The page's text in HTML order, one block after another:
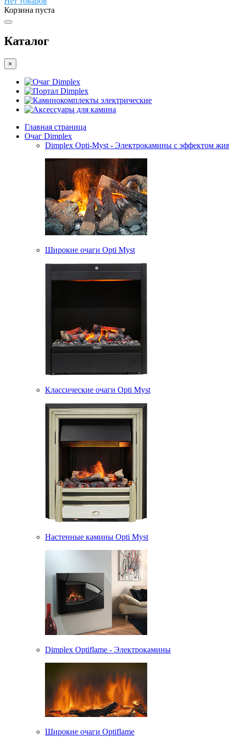
Корзина пуста
Каталог
×
Очаг Dimplex
Портал Dimplex
Каминокомплекты электрические
Аксессуары для камина
Главная страница
Очаг Dimplex
Dimplex Opti-Myst - Электрокамины с эффектом
Широкие очаги Opti Myst
Классические очаги Opti Myst
Настенные камины Opti Myst
Dimplex Optiflame - Электрокамины
Широкие очаги Optiflame